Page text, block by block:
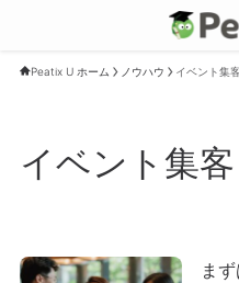
Peatix U ホーム ノウハウ イベント集客
イベント集客
ま